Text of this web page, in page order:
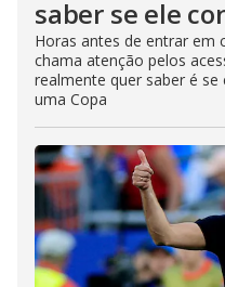
saber se ele
Horas antes de entrar em
chama atenção pelos
realmente quer saber é
uma Copa